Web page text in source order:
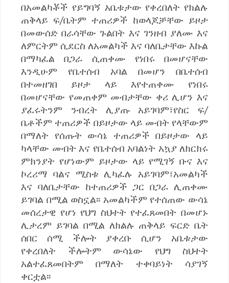
በአመልካቾች የይግባኝ አቤቱታው የቀረበለት የክልሉ
ጠቅላይ ፍ/ቤትም ተጠሪዎች ከወላጆቻቸው ይዞታ
በመውሰድ በራሳቸው ጉልበት እና ገንዘብ ያለሙ እና
ለምርትም ሲደርስ ለአመልካች እና ባለቤታቸው እኩል
በማካፈል በጋራ ሲጠቀሙ የነበሩ በመሆናቸው
እንዲሁም የቤተሰብ አባል በመሆን በቤተሰብ
በተመዘገበ ይዞታ ላይ እየተጠቀሙ የነበሩ
በመሆናቸው የመጠቀም መብታቸው ቀሪ ሊሆን እና
ያፈሩትንም ንብረት ሊያጡ አይገባም፣የስር ፍ/
ቤቶችም ተጠሪዎች በይዞታው ላይ መብት የላቸውም
በማለት የሰጡት ውሳኔ ተጠሪዎች በይዞታው ላይ
ካላቸው መብት እና የቤተሰብ አባልነት አኳያ ለክርክሩ
ምክንያት የሆነውም ይዞታው ላይ የሚገኝ ቡና እና
ኮረሪማ ባልና ሚስቱ ሊካፈሉ አይገባም፣አመልካች
እና ባለቤታቸው ከተጠሪዎች ጋር በጋራ ሊጠቀሙ
ይገባል በሚል ወስኗል፡፡ አመልካችም የተሰጠው ውሳኔ
መሰረታዊ የሆነ የህግ ስህተት የተፈጸመበት በመሆኑ
ሊታረም ይገባል በሚል ለክልሉ ጠቅላይ ፍርድ ቤት
ሰበር ሰሚ ችሎት ያቀረቡ ሲሆን አቤቱታው
የቀረበለት ችሎትም ውሳኔው የህግ ስህተት
አልተፈጸመበትም በማለት ተቀባይነት ሳያገኝ
ቀርቷል፡፡